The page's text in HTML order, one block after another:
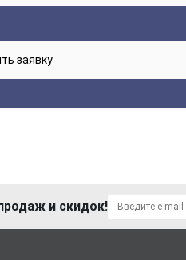
и скидок!